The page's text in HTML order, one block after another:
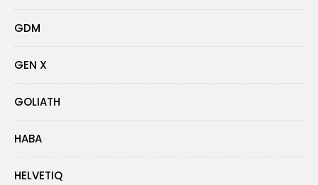
GDM
GEN X
GOLIATH
HABA
HELVETIQ